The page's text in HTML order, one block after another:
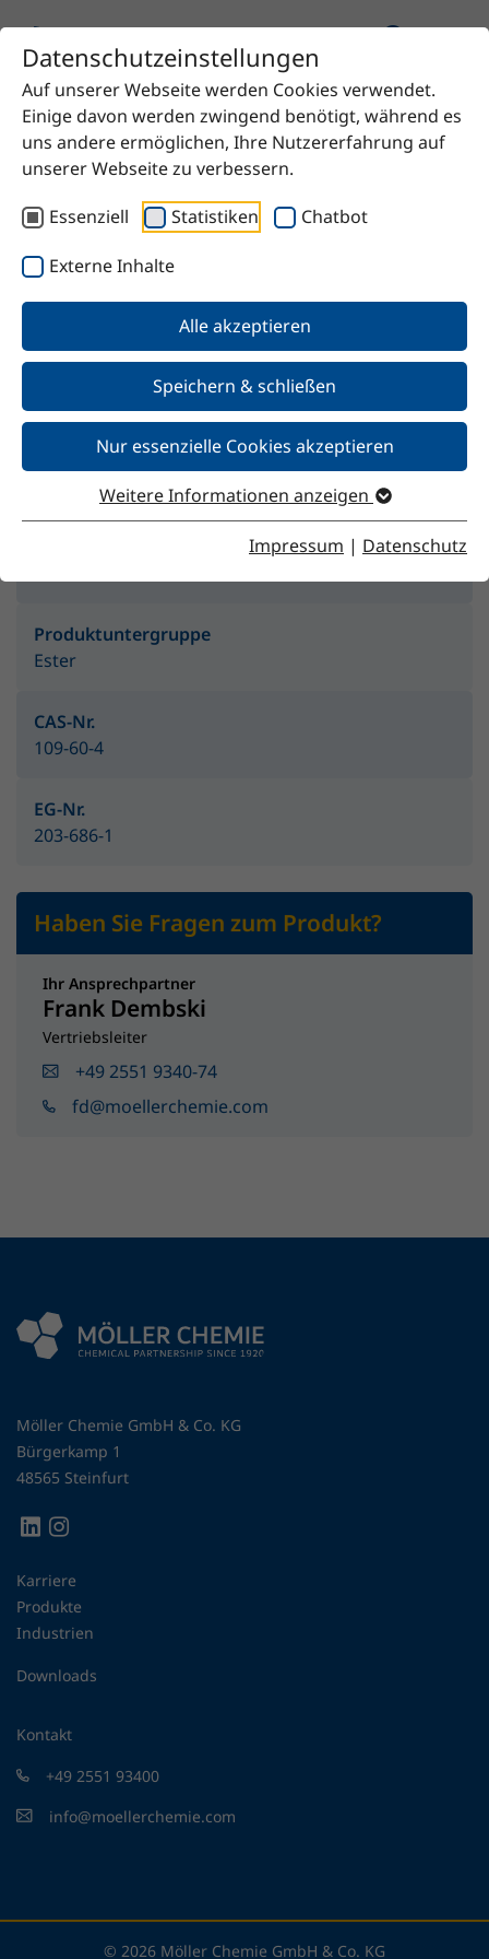
Datenschutzeinstellungen
Auf unserer Webseite werden Cookies verwendet.
Einige davon werden zwingend benötigt, während es
uns andere ermöglichen, Ihre Nutzererfahrung auf
unserer Webseite zu verbessern.
Essenziell
Statistiken Chatbot
Externe Inhalte
Alle akzeptieren
Speichern & schließen
Nur essenzielle Cookies akzeptieren
Weitere Informationen anzeigen
Impressum | Datenschutz
Startseite Produkt n-Propylacetat
n-Propylacetat
Merkmale
Produktuntergruppe
Ester
CAS-Nr.
109-60-4
EG-Nr.
203-686-1
Haben Sie Fragen zum Produkt?
Ihr Ansprechpartner
Frank Dembski
Vertriebsleiter
+49 2551 9340-74
fd@moellerchemie.com
Möller Chemie GmbH & Co. KG
Bürgerkamp 1
48565 Steinfurt
Karriere
Produkte
Industrien
Downloads
Kontakt
+49 2551 93400
info@moellerchemie.com
© 2026 Möller Chemie GmbH & Co. KG